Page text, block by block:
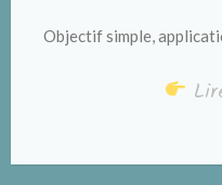
Objectif simple,